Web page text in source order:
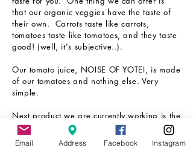
that our organic veggies have the taste of
their own. Carrots taste like carrots,
tomatoes taste like tomatoes, and they taste
good! (well, it's subjective..).
Our tomato juice, NOISE OF YOTEI, is made
of our tomatoes and nothing else. Very
simple.
Next product we are currently working is the
Organic Baby Foods. Based on the same
simple idea, we want children to learn the
taste of good vegetables.
Email Address Facebook Instagram